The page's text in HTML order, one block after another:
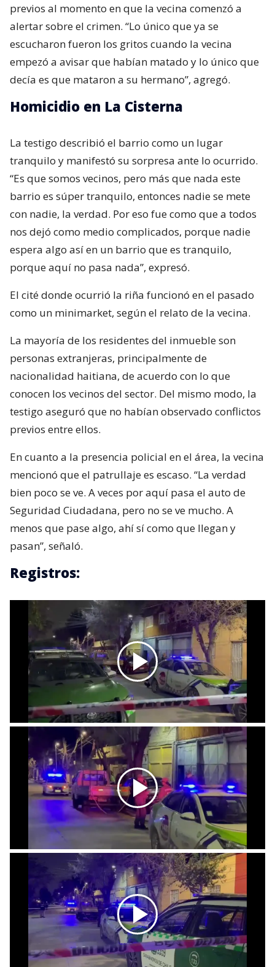
previos al momento en que la vecina comenzó a
alertar sobre el crimen. “Lo único que ya se
escucharon fueron los gritos cuando la vecina
empezó a avisar que habían matado y lo único que
decía es que mataron a su hermano”, agregó.
Homicidio en La Cisterna
La testigo describió el barrio como un lugar
tranquilo y manifestó su sorpresa ante lo ocurrido.
“Es que somos vecinos, pero más que nada este
barrio es súper tranquilo, entonces nadie se mete
con nadie, la verdad. Por eso fue como que a todos
nos dejó como medio complicados, porque nadie
espera algo así en un barrio que es tranquilo,
porque aquí no pasa nada”, expresó.
El cité donde ocurrió la riña funcionó en el pasado
como un minimarket, según el relato de la vecina.
La mayoría de los residentes del inmueble son
personas extranjeras, principalmente de
nacionalidad haitiana, de acuerdo con lo que
conocen los vecinos del sector. Del mismo modo, la
testigo aseguró que no habían observado conflictos
previos entre ellos.
En cuanto a la presencia policial en el área, la vecina
mencionó que el patrullaje es escaso. “La verdad
bien poco se ve. A veces por aquí pasa el auto de
Seguridad Ciudadana, pero no se ve mucho. A
menos que pase algo, ahí sí como que llegan y
pasan”, señaló.
Registros: